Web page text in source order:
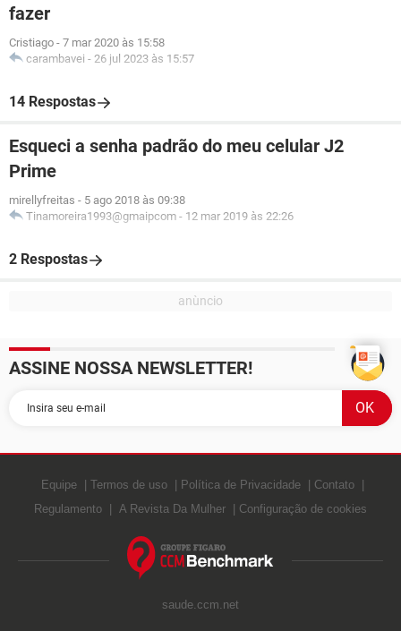
fazer
Cristiago - 7 mar 2020 às 15:58
carambavei - 26 jul 2023 às 15:57
14 Respostas
Esqueci a senha padrão do meu celular J2
Prime
mirellyfreitas - 5 ago 2018 às 09:38
Tinamoreira1993@gmaipcom - 12 mar 2019 às 22:26
2 Respostas
ASSINE NOSSA NEWSLETTER!
Equipe Termos de uso Política de Privacidade
Contato
Regulamento
A Revista Da Mulher Configuração de cookies
saude.ccm.net